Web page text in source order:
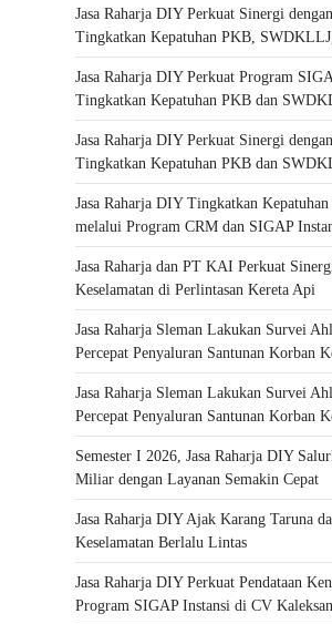
Jasa Raharja DIY Perkuat Sinergi
Tingkatkan Kepatuhan PKB,
Jasa Raharja DIY Perkuat Program
Tingkatkan Kepatuhan PKB dan
Jasa Raharja DIY Perkuat Sinergi
Tingkatkan Kepatuhan PKB dan
Jasa Raharja DIY Tingkatkan
melalui Program CRM dan SIGAP
Jasa Raharja dan PT KAI Perkuat
Keselamatan di Perlintasan Kereta Api
Jasa Raharja Sleman Lakukan Survei
Percepat Penyaluran Santunan Korban
Jasa Raharja Sleman Lakukan Survei
Percepat Penyaluran Santunan Korban
Semester I 2026, Jasa Raharja DIY
Miliar dengan Layanan Semakin Cepat
Jasa Raharja DIY Ajak Karang Taruna
Keselamatan Berlalu Lintas
Jasa Raharja DIY Perkuat Pendataan
Program SIGAP Instansi di CV